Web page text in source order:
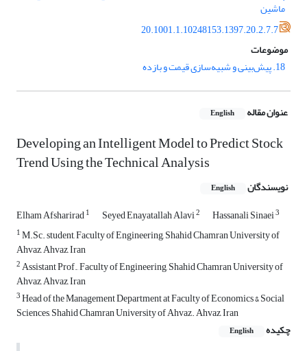
ماشین
20.1001.1.10248153.1397.20.2.7.7
موضوعات
18. پیش‌بینی و شبیه‌سازی قیمت و بازده
عنوان مقاله English
Developing an Intelligent Model to Predict Stock
Trend Using the Technical Analysis
نویسندگان English
Elham Afsharirad1 Seyed Enayatallah Alavi2 Hassanali Sinaei3
1M.Sc. student, Faculty of Engineering, Shahid Chamran University of
Ahvaz, Ahvaz, Iran
2Assistant Prof., Faculty of Engineering, Shahid Chamran University of
Ahvaz, Ahvaz, Iran
3Head of the Management Department at Faculty of Economics & Social
Sciences, Shahid Chamran University of Ahvaz. Ahvaz, Iran
چکیده
English